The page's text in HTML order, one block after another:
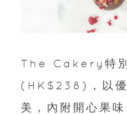
The Cakery特別
(HK$238)，以優
美，內附開心